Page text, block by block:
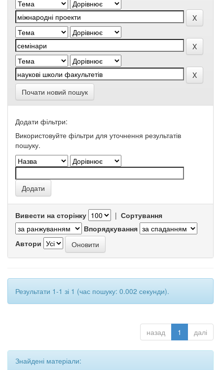
Почати новий пошук
Додати фільтри:
Використовуйте фільтри для уточнення результатів
пошуку.
Вивести на сторінку | Сортування
Впорядкування
Автори
Результати 1-1 зі 1 (час пошуку: 0.002 секунди).
назад 1 далі
Знайдені матеріали: